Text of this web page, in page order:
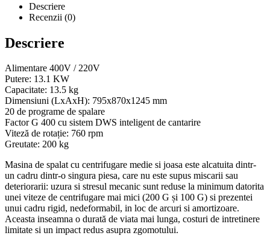
Descriere
Recenzii (0)
Descriere
Alimentare 400V / 220V
Putere: 13.1 KW
Capacitate: 13.5 kg
Dimensiuni (LxAxH): 795x870x1245 mm
20 de programe de spalare
Factor G 400 cu sistem DWS inteligent de cantarire
Viteză de rotație: 760 rpm
Greutate: 200 kg
Masina de spalat cu centrifugare medie si joasa este alcatuita dintr-
un cadru dintr-o singura piesa, care nu este supus miscarii sau
deteriorarii: uzura si stresul mecanic sunt reduse la minimum datorita
unei viteze de centrifugare mai mici (200 G și 100 G) si prezentei
unui cadru rigid, nedeformabil, in loc de arcuri si amortizoare.
Aceasta inseamna o durată de viata mai lunga, costuri de intretinere
limitate si un impact redus asupra zgomotului.